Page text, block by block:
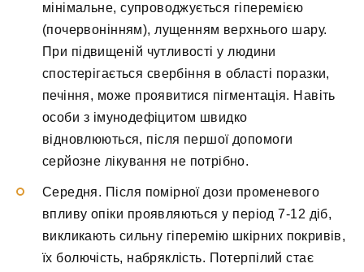
мінімальне, супроводжується гіперемією
(почервонінням), лущенням верхнього шару.
При підвищеній чутливості у людини
спостерігається свербіння в області поразки,
печіння, може проявитися пігментація. Навіть
особи з імунодефіцитом швидко
відновлюються, після першої допомоги
серйозне лікування не потрібно.
Середня. Після помірної дози променевого
впливу опіки проявляються у період 7-12 діб,
викликають сильну гіперемію шкірних покривів,
їх болючість, набряклість. Потерпілий стає